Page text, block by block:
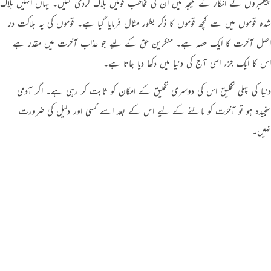
شدہ قوموں میں سے کچھ قوموں کا ذکر بطور مثال فرمایا گیا ہے۔ قوموں کی یہ ہلاکت در
اصل آخرت کا ایک حصہ ہے۔ منکرین حق کے لیے جو عذاب آخرت میں مقدر ہے
اس کا ایک جزء اسی آج کی دنیا میں دکھا دیا جاتا ہے۔
دنیا کی پہلی تخلیق اس کی دوسری تخلیق کے امکان کو ثابت کر رہی ہے۔ اگر آدمی
سنجیدہ ہو تو آخرت کو ماننے کے لیے اس کے بعد اسے کسی اور دلیل کی ضرورت
نہیں۔